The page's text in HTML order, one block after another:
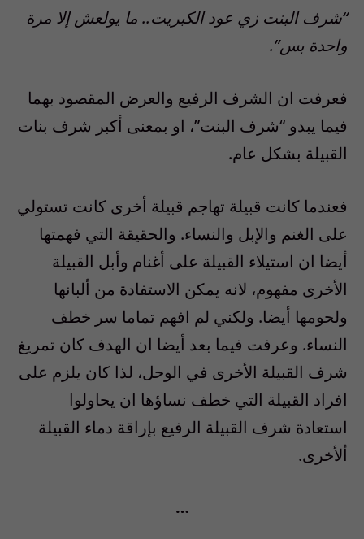
“شرف البنت زي عود الكبريت.. ما يولعش إلا مرة
واحدة بس”.
فعرفت ان الشرف الرفيع والعرض المقصود بهما
فيما يبدو “شرف البنت”، او بمعنى أكبر شرف بنات
القبيلة بشكل عام.
فعندما كانت قبيلة تهاجم قبيلة أخرى كانت تستولي
على الغنم والإبل والنساء. والحقيقة التي فهمتها
أيضا ان استيلاء القبيلة على أغنام وأبل القبيلة
الأخرى مفهوم، لانه يمكن الاستفادة من ألبانها
ولحومها أيضا. ولكني لم افهم تماما سر خطف
النساء. وعرفت فيما بعد أيضا ان الهدف كان تمريغ
شرف القبيلة الأخرى في الوحل، لذا كان يلزم على
افراد القبيلة التي خطف نساؤها ان يحاولوا
استعادة شرف القبيلة الرفيع بإراقة دماء القبيلة
ألأخرى.
…